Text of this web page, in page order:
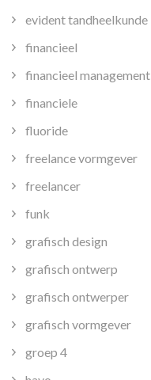
evident tandheelkunde
financieel
financieel management
financiele
fluoride
freelance vormgever
freelancer
funk
grafisch design
grafisch ontwerp
grafisch ontwerper
grafisch vormgever
groep 4